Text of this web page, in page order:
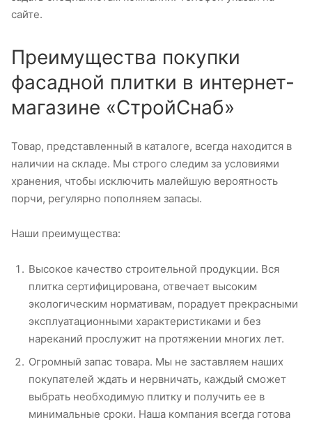
сайте.
Преимущества покупки
фасадной плитки в интернет-
магазине «СтройСнаб»
Товар, представленный в каталоге, всегда находится в
наличии на складе. Мы строго следим за условиями
хранения, чтобы исключить малейшую вероятность
порчи, регулярно пополняем запасы.
Наши преимущества:
Высокое качество строительной продукции. Вся
плитка сертифицирована, отвечает высоким
экологическим нормативам, порадует прекрасными
эксплуатационными характеристиками и без
нареканий прослужит на протяжении многих лет.
Огромный запас товара. Мы не заставляем наших
покупателей ждать и нервничать, каждый сможет
выбрать необходимую плитку и получить ее в
минимальные сроки. Наша компания всегда готова